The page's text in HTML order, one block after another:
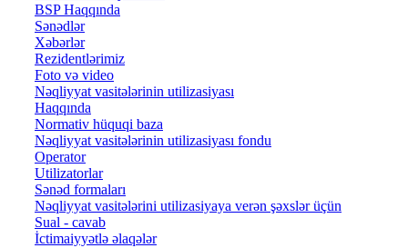
BSP Haqqında
Sənədlər
Xəbərlər
Rezidentlərimiz
Foto və video
Nəqliyyat vasitələrinin utilizasiyası
Haqqında
Normativ hüquqi baza
Nəqliyyat vasitələrinin utilizasiyası fondu
Operator
Utilizatorlar
Sənəd formaları
Nəqliyyat vasitələrini utilizasiyaya verən şəxslər üçün
Sual - cavab
İctimaiyyətlə əlaqələr